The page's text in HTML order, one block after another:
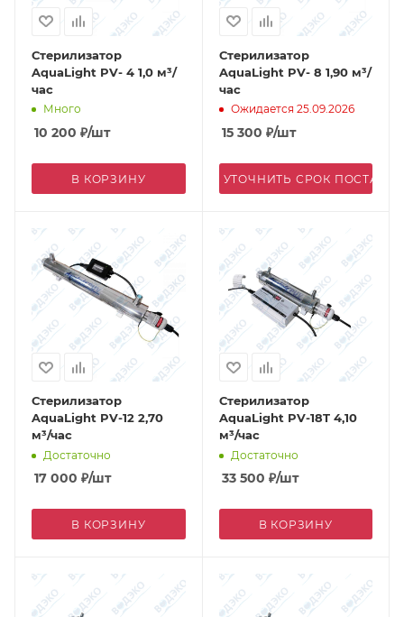
Стерилизатор
AquaLight PV- 4 1,0 м³/
час
Много
10 200 ₽/шт
В КОРЗИНУ
Стерилизатор
AquaLight PV- 8 1,90 м³/
час
Ожидается 25.09.2026
15 300 ₽/шт
УТОЧНИТЬ СРОК
Стерилизатор
AquaLight PV-12 2,70
м³/час
Достаточно
17 000 ₽/шт
В КОРЗИНУ
Стерилизатор
AquaLight PV-18T 4,10
м³/час
Достаточно
33 500 ₽/шт
В КОРЗИНУ